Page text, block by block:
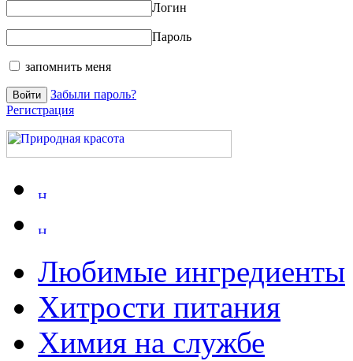
Логин
Пароль
запомнить меня
Забыли пароль?
Регистрация
Любимые ингредиенты
Хитрости питания
Химия на службе